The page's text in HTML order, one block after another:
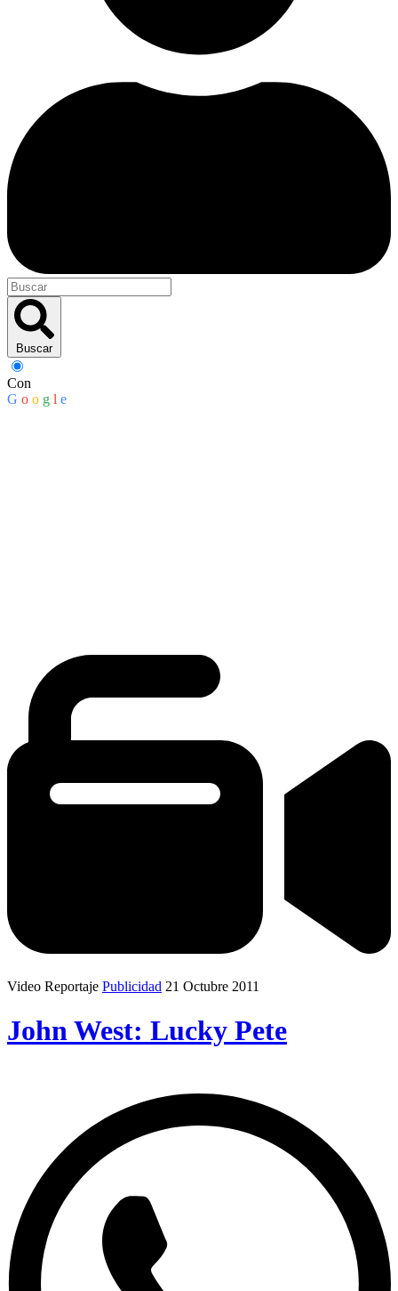
Buscar
Con
G o o g l e
Video Reportaje Publicidad 21 Octubre 2011
John West: Lucky Pete